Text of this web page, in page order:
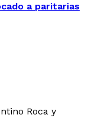
a paritarias
Roca y